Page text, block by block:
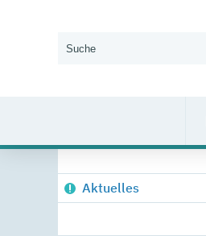
Aktuelles